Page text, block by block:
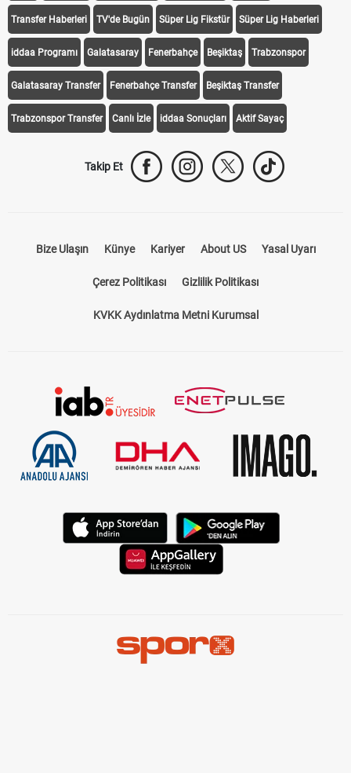
Transfer Haberleri TV'de Bugün Süper Lig Fikstür Süper Lig Haberleri
iddaa Programı Galatasaray Fenerbahçe Beşiktaş Trabzonspor
Galatasaray Transfer Fenerbahçe Transfer Beşiktaş Transfer
Trabzonspor Transfer Canlı İzle iddaa Sonuçları Aktif Sayaç
Takip Et
Bize Ulaşın Künye Kariyer About US Yasal Uyarı
Çerez Politikası Gizlilik Politikası
KVKK Aydınlatma Metni Kurumsal